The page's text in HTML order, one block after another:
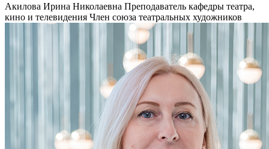
Акилова Ирина Николаевна Преподаватель кафедры театра,
кино и телевидения Член союза театральных художников